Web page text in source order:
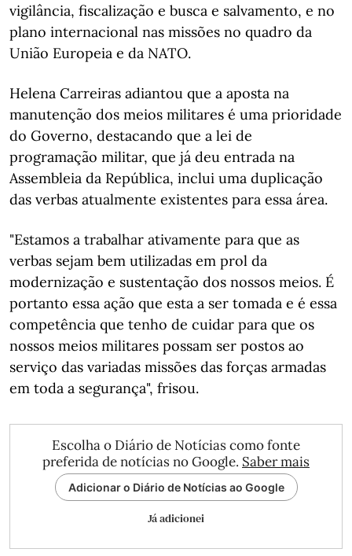
vigilância, fiscalização e busca e salvamento, e no
plano internacional nas missões no quadro da
União Europeia e da NATO.
Helena Carreiras adiantou que a aposta na
manutenção dos meios militares é uma prioridade
do Governo, destacando que a lei de
programação militar, que já deu entrada na
Assembleia da República, inclui uma duplicação
das verbas atualmente existentes para essa área.
"Estamos a trabalhar ativamente para que as
verbas sejam bem utilizadas em prol da
modernização e sustentação dos nossos meios. É
portanto essa ação que esta a ser tomada e é essa
competência que tenho de cuidar para que os
nossos meios militares possam ser postos ao
serviço das variadas missões das forças armadas
em toda a segurança", frisou.
Escolha o Diário de Notícias como fonte
preferida de notícias no Google. Saber mais
Adicionar o Diário de Notícias ao Google
Já adicionei